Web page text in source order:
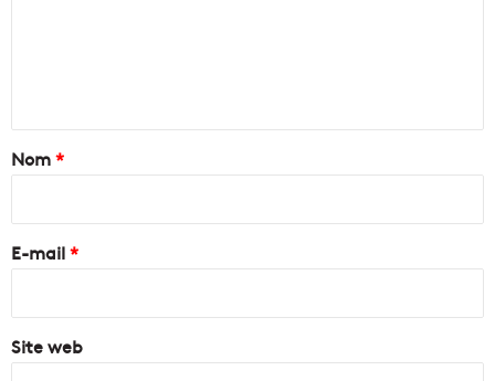
a
r
e
Nom*
E-mail*
Site web